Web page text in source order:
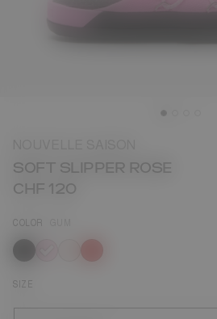
SOFT SLIPPER ROSE
CHF 120
COLOR
sélectionné
SIZE